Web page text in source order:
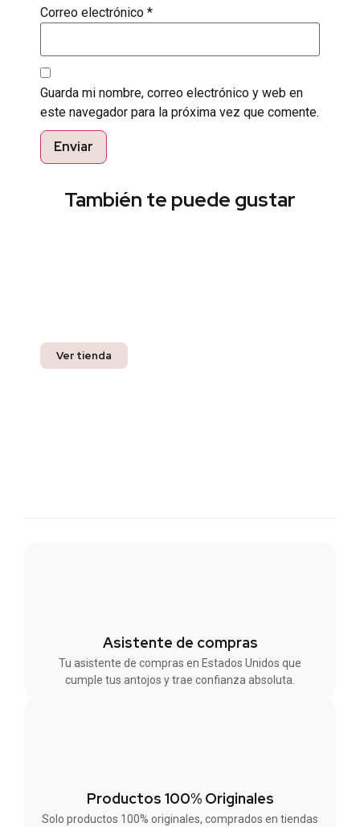
Correo electrónico *
Guarda mi nombre, correo electrónico y web en
este navegador para la próxima vez que comente.
También te puede gustar
Ver tienda
Asistente de compras
Tu asistente de compras en Estados Unidos que
cumple tus antojos y trae confianza absoluta.
Productos 100% Originales
Solo productos 100% originales, comprados en tiendas